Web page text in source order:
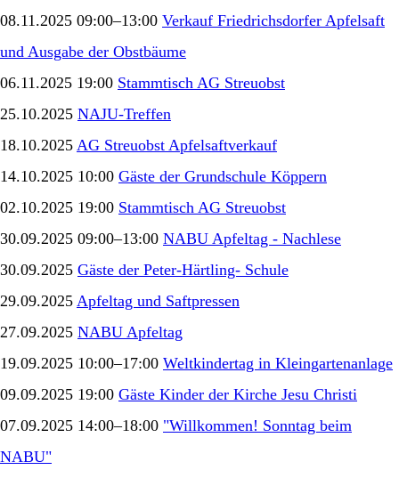
08.11.2025 09:00–13:00 Verkauf Friedrichsdorfer Apfelsaft
und Ausgabe der Obstbäume
06.11.2025 19:00 Stammtisch AG Streuobst
25.10.2025 NAJU-Treffen
18.10.2025 AG Streuobst Apfelsaftverkauf
14.10.2025 10:00 Gäste der Grundschule Köppern
02.10.2025 19:00 Stammtisch AG Streuobst
30.09.2025 09:00–13:00 NABU Apfeltag - Nachlese
30.09.2025 Gäste der Peter-Härtling- Schule
29.09.2025 Apfeltag und Saftpressen
27.09.2025 NABU Apfeltag
19.09.2025 10:00–17:00 Weltkindertag in Kleingartenanlage
09.09.2025 19:00 Gäste Kinder der Kirche Jesu Christi
07.09.2025 14:00–18:00 "Willkommen! Sonntag beim
NABU"